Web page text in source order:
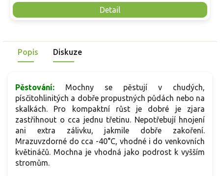
Detail
Popis Diskuze
Pěstování:
Mochny se pěstují v chudých,
písčitohlinitých a dobře propustných půdách nebo na
skalkách. Pro kompaktní růst je dobré je zjara
zastřihnout o cca jednu třetinu. Nepotřebují hnojení
ani extra zálivku, jakmile dobře zakoření.
Mrazuvzdorné do cca -40°C, vhodné i do venkovních
květináčů. Mochna je vhodná jako podrost k vyšším
stromům.